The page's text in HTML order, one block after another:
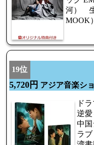
河）
MOOK）
19位
5,720円 アジア音楽シ
ド
逆愛
中
ラ